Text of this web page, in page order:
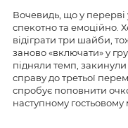
Вочевидь, що у перерві
спекотно та емоційно.
відіграти три шайби,
заново «включати» у
підняли темп,
справу до третьої
спробує поповнити
наступному гостьовому